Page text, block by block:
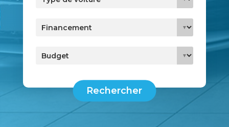
Rechercher